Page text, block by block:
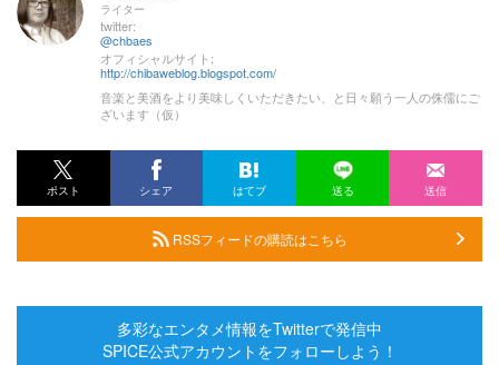
ライター
twitter:
@chbaes
オフィシャルサイト:
http://chibaweblog.blogspot.com/
音楽と美酒をより美味しくいただきたい、と日々願う一人の侏儒にご
ざいます（仮）
ポスト シェア はてブ 送る 送信
RSSフィードの購読はこちら
多彩なエンタメ情報をTwitterで発信中
SPICE公式アカウントをフォローしよう！